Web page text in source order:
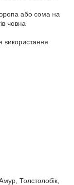
або сома на
човна
використання
Толстолобік,